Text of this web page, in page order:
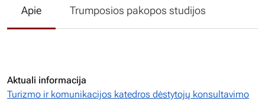
Apie Trumposios pakopos studijos
Aktuali informacija
Turizmo ir komunikacijos katedros dėstytojų konsultavimo